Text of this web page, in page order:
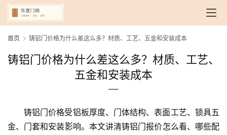
首页 铸铝门价格为什么差这么多？材质、工艺、五金和安装成本
铸铝门价格为什么差这么多？材质、工艺、
五金和安装成本
铸铝门价格受铝板厚度、门体结构、表面工艺、锁具五
金、门套和安装影响。本文讲清铸铝门报价怎么看、哪些配